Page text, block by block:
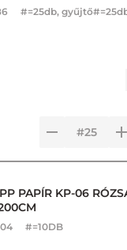
#=25db,
PAPÍR KP-06
#=10DB